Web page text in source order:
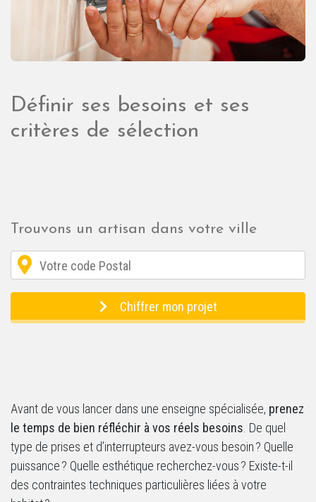
Définir ses besoins et ses
critères de sélection
Trouvons un artisan dans votre ville
Chiffrer mon projet
Avant de vous lancer dans une enseigne spécialisée, prenez
le temps de bien réfléchir à vos réels besoins . De quel
type de prises et d’interrupteurs avez-vous besoin ? Quelle
puissance ? Quelle esthétique recherchez-vous ? Existe-t-il
des contraintes techniques particulières liées à votre